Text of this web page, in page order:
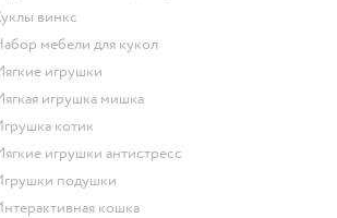
Куклы винкс
Набор мебели для кукол
Мягкие игрушки
Мягкая игрушка мишка
Игрушка котик
Мягкие игрушки антистресс
Игрушки подушки
Интерактивная кошка